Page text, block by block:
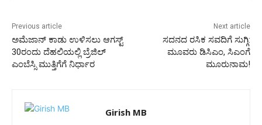
Previous article
ಅಮೆಜಾನ್ ಕಾಡು ಉಳಿಸಲು ಆಗಸ್ಟ್
30ರಂದು ದೆಹಲಿಯಲ್ಲಿ ಬ್ರೆಜಿಲ್
ಎಂಬೆಸ್ಸಿ ಮುತ್ತಿಗೆಗೆ ನಿರ್ಧಾರ
Next article
ಸದನದ ರಸಿಕ ಸವದಿಗೆ ಸುಗ್ಗಿ:
ಮೂವರು ಡಿಸಿಎಂ, ಸಿಎಂಗೆ
ಮೂರುನಾಮ!
Girish MB